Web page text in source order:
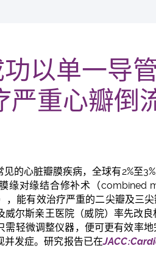
以单一导
严重心瓣倒
的心脏瓣膜疾病，全球有2%至
缘对缘结合修补术（combined
，能有效治疗严重的二尖瓣及三
威尔斯亲王医院（威院）率先改良
需轻微调整仪器，便可更有效率
并发症。研究报告已在JACC: